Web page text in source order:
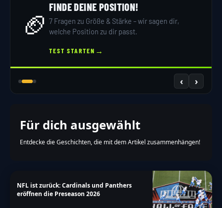
🏈
FINDE DEINE POSITION!
7 Fragen zu Größe & Stärke – wir sagen dir,
welche Position zu dir passt.
TEST STARTEN →
‹ ›
Für dich ausgewählt
Entdecke die Geschichten, die mit dem Artikel zusammenhängen!
NFL ist zurück: Cardinals und Panthers
eröffnen die Preseason 2026